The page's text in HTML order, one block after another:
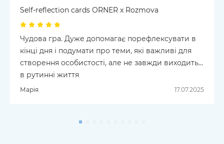
Self-reflection cards ORNER x Rozmova
Чудова гра. Дуже допомагає порефлексувати в
кінці дня і подумати про теми, які важливі для
створення особистості, але не завжди виходить
в рутинні життя
Марія 17.07.2025